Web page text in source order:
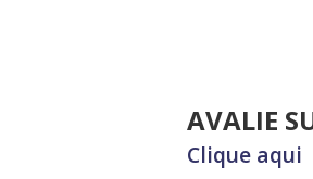
AVALIE
Clique aqui